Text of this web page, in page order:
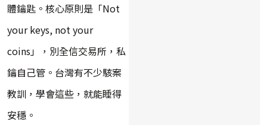
體鑰匙。核心原則是「Not
your keys, not your
coins」，別全信交易所，私
鑰自己管。台灣有不少駭案
教訓，學會這些，就能睡得
安穩。